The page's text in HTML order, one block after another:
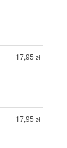
17,95 zł
17,95 zł